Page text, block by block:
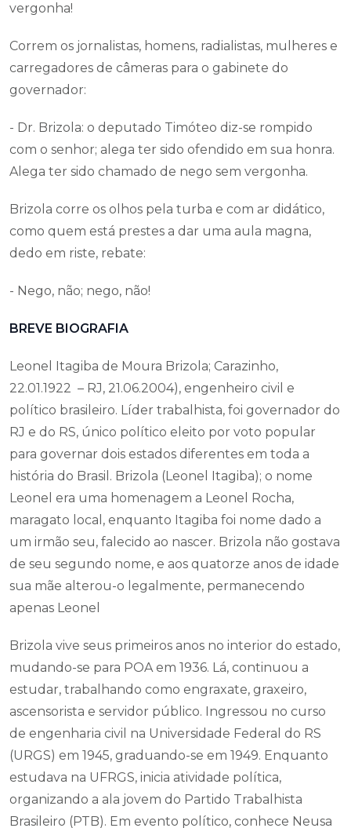
vergonha!
Correm os jornalistas, homens, radialistas, mulheres e
carregadores de câmeras para o gabinete do
governador:
- Dr. Brizola: o deputado Timóteo diz-se rompido
com o senhor; alega ter sido ofendido em sua honra.
Alega ter sido chamado de nego sem vergonha.
Brizola corre os olhos pela turba e com ar didático,
como quem está prestes a dar uma aula magna,
dedo em riste, rebate:
- Nego, não; nego, não!
BREVE BIOGRAFIA
Leonel Itagiba de Moura Brizola; Carazinho,
22.01.1922 – RJ, 21.06.2004), engenheiro civil e
político brasileiro. Líder trabalhista, foi governador do
RJ e do RS, único político eleito por voto popular
para governar dois estados diferentes em toda a
história do Brasil. Brizola (Leonel Itagiba); o nome
Leonel era uma homenagem a Leonel Rocha,
maragato local, enquanto Itagiba foi nome dado a
um irmão seu, falecido ao nascer. Brizola não gostava
de seu segundo nome, e aos quatorze anos de idade
sua mãe alterou-o legalmente, permanecendo
apenas Leonel
Brizola vive seus primeiros anos no interior do estado,
mudando-se para POA em 1936. Lá, continuou a
estudar, trabalhando como engraxate, graxeiro,
ascensorista e servidor público. Ingressou no curso
de engenharia civil na Universidade Federal do RS
(URGS) em 1945, graduando-se em 1949. Enquanto
estudava na UFRGS, inicia atividade política,
organizando a ala jovem do Partido Trabalhista
Brasileiro (PTB). Em evento político, conhece Neusa